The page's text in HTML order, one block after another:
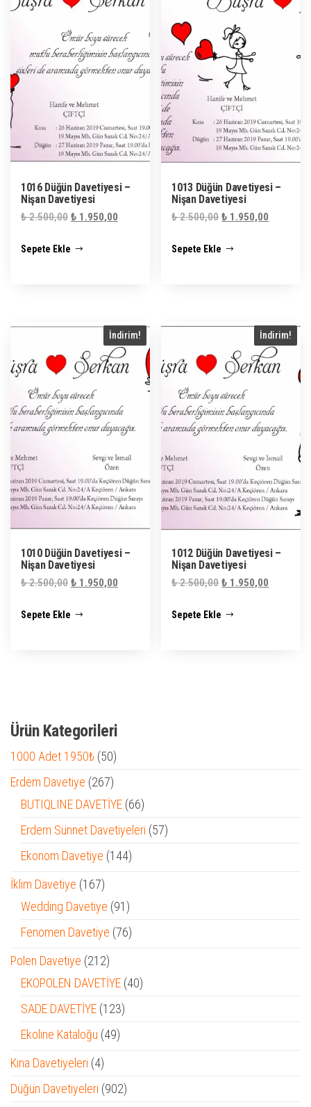
1016 Düğün Davetiyesi –
Nişan Davetiyesi
₺2.500,00 Orijinal
₺ 2.500,00.
₺ 1.950,00
Sepete Ekle
1013 Düğün Davetiyesi –
Nişan Davetiyesi
₺2.500,00 Orijinal
₺ 2.500,00.
₺ 1.950,00
Sepete Ekle
İndirim!
1010 Düğün Davetiyesi –
Nişan Davetiyesi
₺2.500,00 Orijinal
₺ 2.500,00.
₺ 1.950,00
Sepete Ekle
İndirim!
1012 Düğün Davetiyesi –
Nişan Davetiyesi
₺2.500,00 Orijinal
₺ 2.500,00.
₺ 1.950,00
Sepete Ekle
Ürün Kategorileri
1000 Adet 1950₺ 5050
ürün
Erdem Davetiye 267267
ürün
BUTIQLINE DAVETİYE 6666
ürün
Erdem Sünnet Davetiyeleri 5757
Ekonom Davetiye 144144
İklim Davetiye 167167
ürün
Wedding Davetiye 9191
ürün
Fenomen Davetiye 7676
Polen Davetiye 212212
ürün
EKOPOLEN DAVETİYE 4040
SADE DAVETİYE 123123
Ekoline Kataloğu 4949
Kına Davetiyeleri 44
ürün
Düğün Davetiyeleri 902902